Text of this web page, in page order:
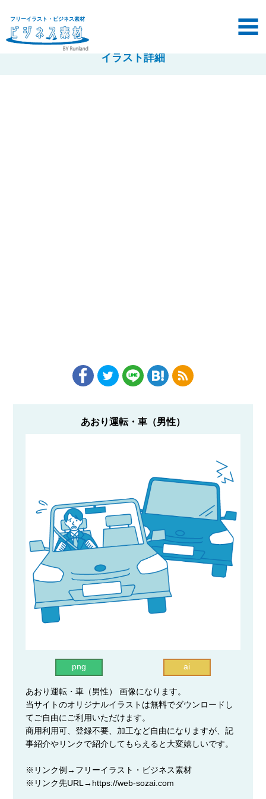
フリーイラスト・ビジネス素材
イラスト詳細
あおり運転・車（男性）
png ai
あおり運転・車（男性） 画像になります。
当サイトのオリジナルイラストは無料でダウンロードし
てご自由にご利用いただけます。
商用利用可、登録不要、加工など自由になりますが、記
事紹介やリンクで紹介してもらえると大変嬉しいです。
※リンク例→フリーイラスト・ビジネス素材
※リンク先URL→https://web-sozai.com